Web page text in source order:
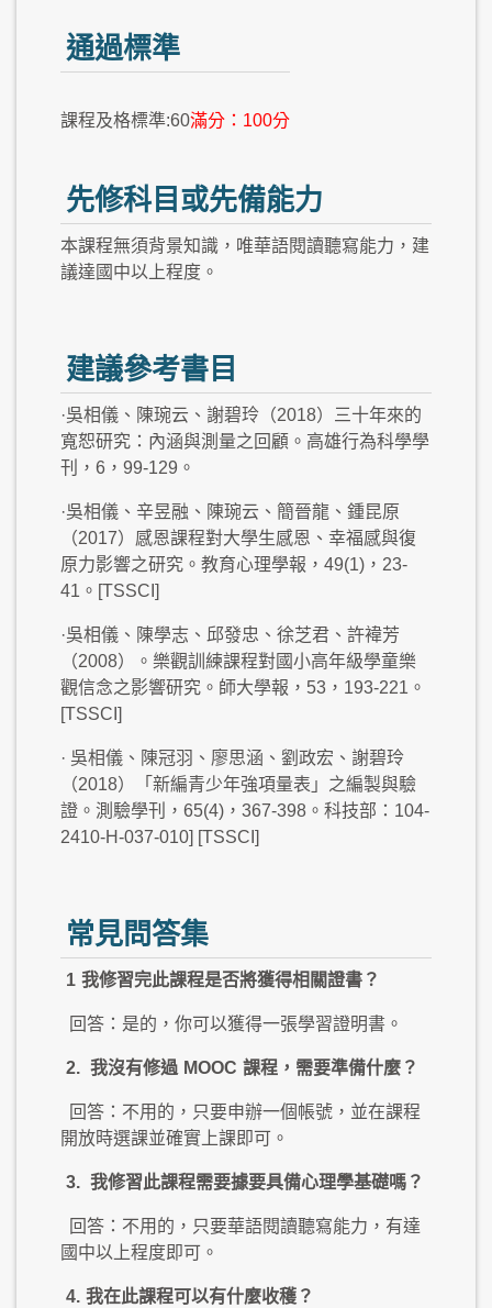
通過標準
課程及格標準:60滿分：100分
先修科目或先備能力
本課程無須背景知識，唯華語閱讀聽寫能力，建
議達國中以上程度。
建議參考書目
·吳相儀、陳琬云、謝碧玲（2018）三十年來的
寬恕研究：內涵與測量之回顧。高雄行為科學學
刊，6，99-129。
·吳相儀、辛昱融、陳琬云、簡晉龍、鍾昆原
（2017）感恩課程對大學生感恩、幸福感與復
原力影響之研究。教育心理學報，49(1)，23-
41。[TSSCI]
·吳相儀、陳學志、邱發忠、徐芝君、許褘芳
（2008）。樂觀訓練課程對國小高年級學童樂
觀信念之影響研究。師大學報，53，193-221。
[TSSCI]
· 吳相儀、陳冠羽、廖思涵、劉政宏、謝碧玲
（2018）「新編青少年強項量表」之編製與驗
證。測驗學刊，65(4)，367-398。科技部：104-
2410-H-037-010] [TSSCI]
常見問答集
1 我修習完此課程是否將獲得相關證書？
回答：是的，你可以獲得一張學習證明書。
2. 我沒有修過 MOOC 課程，需要準備什麼？
回答：不用的，只要申辦一個帳號，並在課程
開放時選課並確實上課即可。
3. 我修習此課程需要據要具備心理學基礎嗎？
回答：不用的，只要華語閱讀聽寫能力，有達
國中以上程度即可。
4. 我在此課程可以有什麼收穫？